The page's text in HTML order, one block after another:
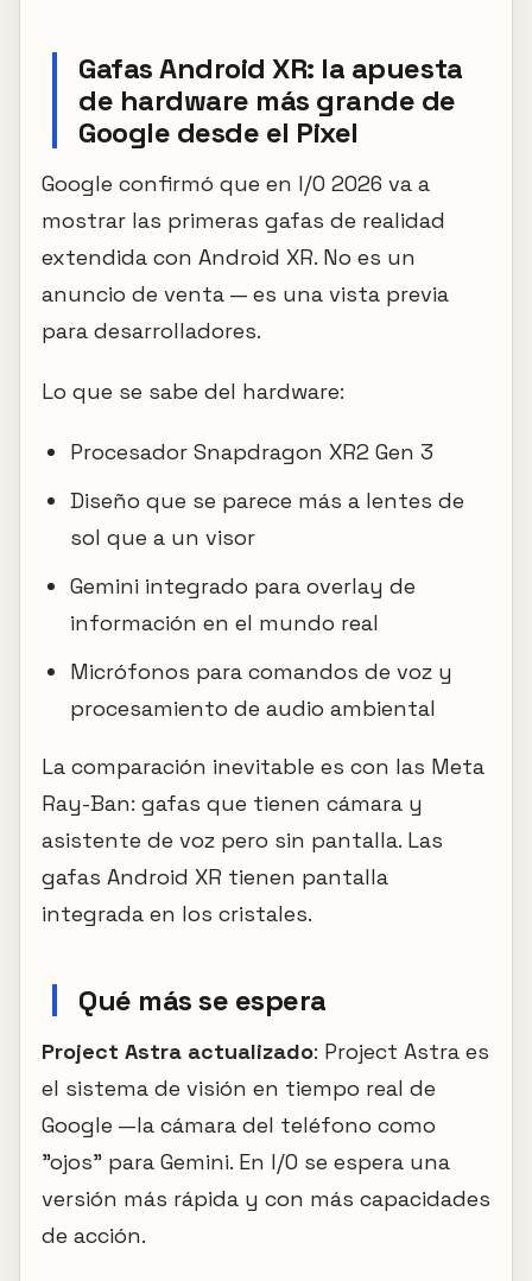
Gafas Android XR: la apuesta
de hardware más grande de
Google desde el Pixel
Google confirmó que en I/O 2026 va a
mostrar las primeras gafas de realidad
extendida con Android XR. No es un
anuncio de venta — es una vista previa
para desarrolladores.
Lo que se sabe del hardware:
Procesador Snapdragon XR2 Gen 3
Diseño que se parece más a lentes de
sol que a un visor
Gemini integrado para overlay de
información en el mundo real
Micrófonos para comandos de voz y
procesamiento de audio ambiental
La comparación inevitable es con las Meta
Ray-Ban: gafas que tienen cámara y
asistente de voz pero sin pantalla. Las
gafas Android XR tienen pantalla
integrada en los cristales.
Qué más se espera
Project Astra actualizado: Project Astra es
el sistema de visión en tiempo real de
Google —la cámara del teléfono como
"ojos" para Gemini. En I/O se espera una
versión más rápida y con más capacidades
de acción.